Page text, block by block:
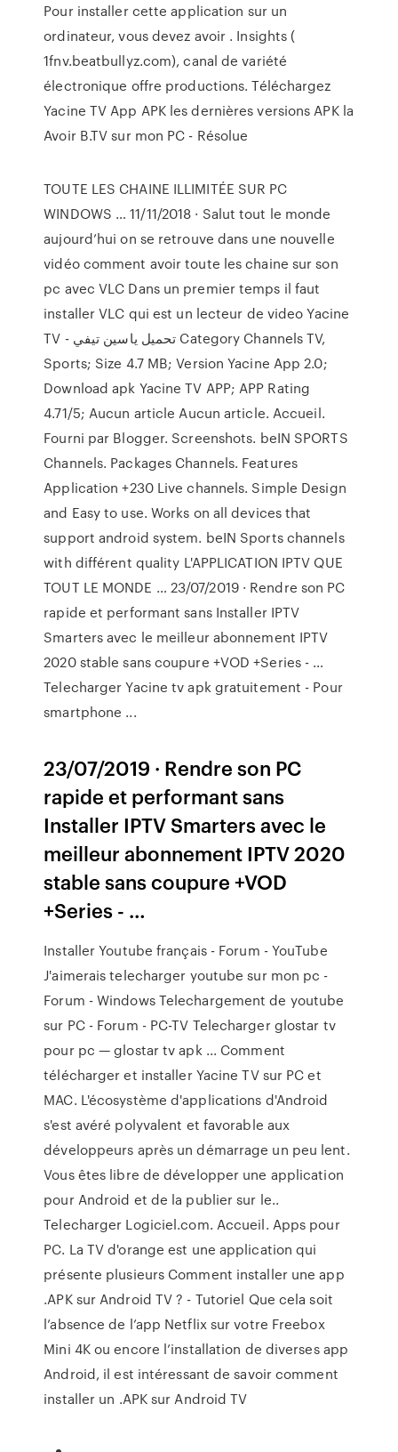
Pour installer cette application sur un
ordinateur, vous devez avoir . Insights (
1fnv.beatbullyz.com), canal de variété
électronique offre productions. Téléchargez
Yacine TV App APK les dernières versions APK la
Avoir B.TV sur mon PC - Résolue
TOUTE LES CHAINE ILLIMITÉE SUR PC
WINDOWS … 11/11/2018 · Salut tout le monde
aujourd’hui on se retrouve dans une nouvelle
vidéo comment avoir toute les chaine sur son
pc avec VLC Dans un premier temps il faut
installer VLC qui est un lecteur de video Yacine
TV - تحميل ياسين تيفي Category Channels TV,
Sports; Size 4.7 MB; Version Yacine App 2.0;
Download apk Yacine TV APP; APP Rating
4.71/5; Aucun article Aucun article. Accueil.
Fourni par Blogger. Screenshots. beIN SPORTS
Channels. Packages Channels. Features
Application +230 Live channels. Simple Design
and Easy to use. Works on all devices that
support android system. beIN Sports channels
with différent quality L'APPLICATION IPTV QUE
TOUT LE MONDE … 23/07/2019 · Rendre son PC
rapide et performant sans Installer IPTV
Smarters avec le meilleur abonnement IPTV
2020 stable sans coupure +VOD +Series - …
Telecharger Yacine tv apk gratuitement - Pour
smartphone ...
23/07/2019 · Rendre son PC
rapide et performant sans
Installer IPTV Smarters avec le
meilleur abonnement IPTV 2020
stable sans coupure +VOD
+Series - …
Installer Youtube français - Forum - YouTube
J'aimerais telecharger youtube sur mon pc -
Forum - Windows Telechargement de youtube
sur PC - Forum - PC-TV Telecharger glostar tv
pour pc — glostar tv apk ... Comment
télécharger et installer Yacine TV sur PC et
MAC. L'écosystème d'applications d'Android
s'est avéré polyvalent et favorable aux
développeurs après un démarrage un peu lent.
Vous êtes libre de développer une application
pour Android et de la publier sur le..
Telecharger Logiciel.com. Accueil. Apps pour
PC. La TV d'orange est une application qui
présente plusieurs Comment installer une app
.APK sur Android TV ? - Tutoriel Que cela soit
l’absence de l’app Netflix sur votre Freebox
Mini 4K ou encore l’installation de diverses app
Android, il est intéressant de savoir comment
installer un .APK sur Android TV